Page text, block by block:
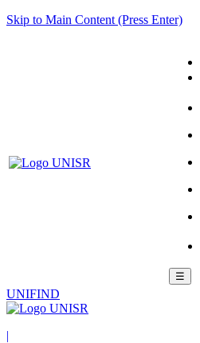
Skip to Main Content (Press Enter)
☰
UNIFIND
|